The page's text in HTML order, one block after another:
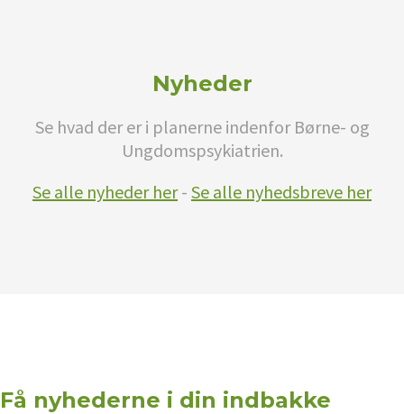
Nyheder
Se hvad der er i planerne indenfor Børne- og
Ungdomspsykiatrien.
Se alle nyheder her- Se alle nyhedsbreve her
Få nyhederne i din indbakke